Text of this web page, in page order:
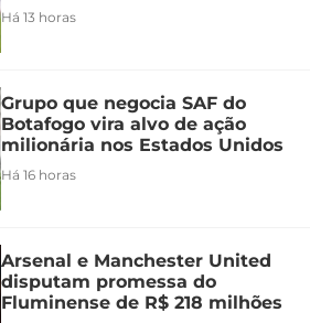
Há 13 horas
Grupo que negocia SAF do
Botafogo vira alvo de ação
milionária nos Estados Unidos
Há 16 horas
Arsenal e Manchester United
disputam promessa do
Fluminense de R$ 218 milhões